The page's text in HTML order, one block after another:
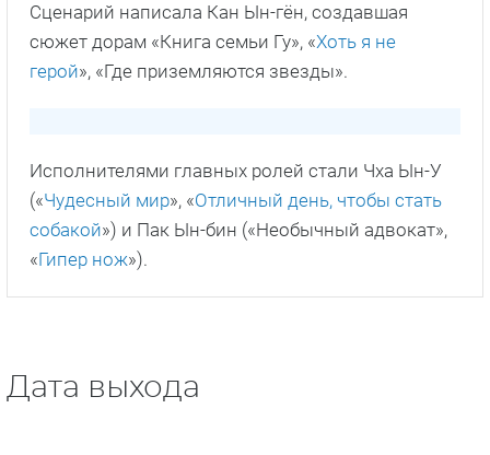
Сценарий написала Кан Ын-гён, создавшая
сюжет дорам «Книга семьи Гу», «Хоть я не
герой», «Где приземляются звезды».
Исполнителями главных ролей стали Чха Ын-У
(«Чудесный мир», «Отличный день, чтобы стать
собакой») и Пак Ын-бин («Необычный адвокат»,
«Гипер нож»).
Дата выхода